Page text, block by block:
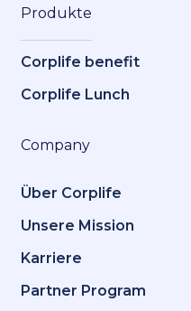
Produkte
Corplife benefit
Corplife Lunch
Company
Über Corplife
Unsere Mission
Karriere
Partner Program